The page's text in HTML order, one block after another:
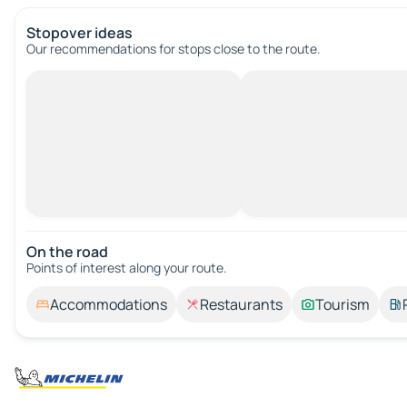
Stopover ideas
Our recommendations for stops close to the route.
On the road
Points of interest along your route.
Accommodations Restaurants Tourism